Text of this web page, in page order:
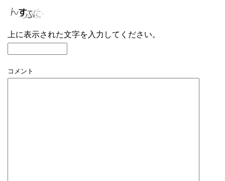
上に表示された文字を入力してください。
コメント